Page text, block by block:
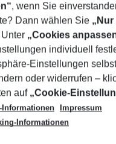
ändern
Reisen
, wenn Sie
Dann wählen Sie
Unter „Cookies
individuell
Einstellungen
oder widerrufen –
auf „Cookie-
Informationen
Impressum
Informationen